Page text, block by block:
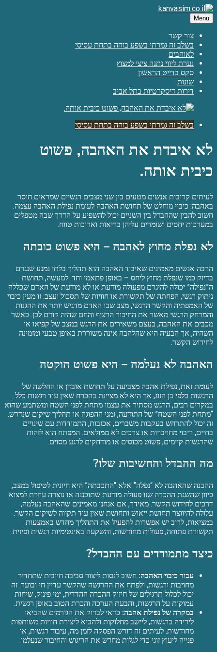
Skip
to
content
kanvasim.co.il
אחרי הסקס הנפלא שלי בדירה דיסקרטית עם ארטם, הרגשתי את כל 100
Menu
צור קשר
בשלב זה גמרתי בשפע בוהה בתחת עסיסי
לאוהבים
נערת ליווי נתנה ציצי למצוץ
סקס בדייט הראשון
שונות
דירות דיסקרטיות בתל אביב
בשלב זה גמרתי בשפע בוהה בתחת עסיסי
לא איבדת את האהבה, פשוט
כיבית אותה.
לעיתים קרובות אנשים מטעים בין שני מצבים רגשיים שמראים חוסר
באהבה: כיבוי מוחלט של תחושת האהבה לעומת נפילת האהבה עצמה.
חשוב להבין שההבדל בין השניים יכול להשפיע על הדרך שבה מטפלים
במערכות יחסים ושומרים עליהן בריאות וארוכות טווח.
לא נפלת מחוץ לאהבה – היא פשוט כובתה
הרבה אנשים מאמינים שאיבוד האהבה הוא תהליך בלתי נמנע שנגרם
בדיוק כמו שנפלת מחוץ ליחס – באופן פתאמי וחד. למעשה, תחושת
ה”נפילה” יכולה להיגרם מפעולה מודעת או לא מודעת של האדם שכללה
ניתוק רגשי, הפחתה של תקשורת או חוויות של תסכול ועצב. זו מעין כיבוי
של האמפתיה והקשר הרגשי, מצב שבו האדם מדגיש יותר את ההגנות
והמרחק הרגשי מאשר את החיבור הרציף והחם שהיה קודם לכן. כאשר
מכבים את האהבה, בעצם משאירים את הרגש במצב של קפיאו או
השהיה, אך הבעיה היא שהלהבה אינה משוררת באופן טבעי ומזמינה
לחידוש הקשר.
האהבה לא נעלמה – היא פשוט הוקטה
לעומת זאת, נפילת אהבה מצביעה על תחושת אובדן או החלשה של
הרגשות כלפי בן הזוג, אך היא לא מציינת בהכרח שאין עוד רגשות כלל.
במקרים רבים, הרגש מסתיר את עצמו מתחת לפני השטח ומשתמע שהוא
“מתחת לפני השטח” של התודעה, זמני ההפוגה או תהליך שיקום שנדרש.
זה יכול להתרחש בעקבות משברים, אכזבות, התמודדות עם שינויים
בחיים, ריבוי מחויבויות או צרכים לא ממולאים. המפתח הוא לזהות
שהרגשות קיימים, פשוט מכוסים או מודחקים לרגע מסוים.
מה ההבדל והחשיבות שלו?
ההבנה שהאהבה לא “נפלה” אלא “התכבתה” היא חיונית לטיפול במצב,
כיוון שהשגת ההכרה שזו פעולה מודעת שתוכננה או נוצרה עוזרת למצוא
דרכים לחידוש הקשר. מאידך, אם אנחנו מאמינים שהאהבה נעלמה,
עלולה להיווצר תחושת ייאוש ותחושת שאין עוד תקווה לשיקום הקשר.
במציאות, לרוב יש אפשרות להפעיל את התהליך מחדש באמצעות
תקשורת פתוחה, פעולות מחודשות, והשקעה באינטימיות רגשית ופיזית.
כיצד מתמודדים עם ההבדל?
עבור כיבוי האהבה: חשוב לנסות ליצור סביבה חיובית שתחדיר
מחויבות ורגשות, ולפתח את ההרגשה שהקשר עדיין חי ובוער. זה
יכול לכלול תרגילים של חיזוק ההכרה ההדדית, ימי פינוק, שיחות
עמוקות על הרגשות, והבעת הערכה והכרת הטוב באופן רגשית.
במקרה של נפילת אהבה: כדאי לבדוק את הגורמים שהביאו
לירידה ברגשות, ליישב מחלוקות ולהביא ליצירת חוויות משותפות
מחודשות. לעיתים זה דורש הפסקה לזמן מה, עיבוד רגשות, או
פנייה ליעוץ זוגי כדי לגלות מחדש את הריגוש והחיבור שנעלמו.